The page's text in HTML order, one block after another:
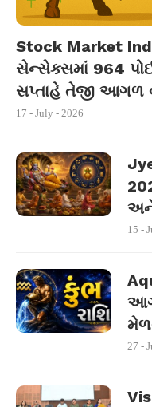
Stock Market
સેન્સેક્સમાં 964
સપ્તાહે તેજી આગળ
17 - July - 2026
15 -
27 -